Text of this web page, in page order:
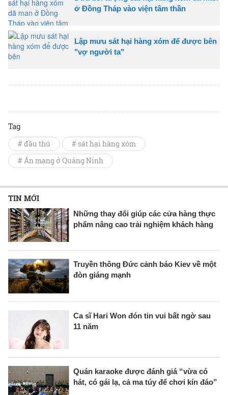
ở Đồng Tháp vào viện tâm thần
Lập mưu sát hại hàng xóm để được bên
"vợ người ta"
Tag
# đầu thú
# sát hại hàng xóm
# Án mạng ở Quảng Ninh
TIN MỚI
Những thay đổi giúp các cửa hàng thực
phẩm nâng cao trải nghiệm khách hàng
Truyền thông Đức cảnh báo Kiev về một
đòn giáng mạnh
Ca sĩ Hari Won đón tin vui bất ngờ sau
11 năm
Quán karaoke được đánh giá “vừa có
hát, có gái lạ, cả ma túy để chơi kín đáo”